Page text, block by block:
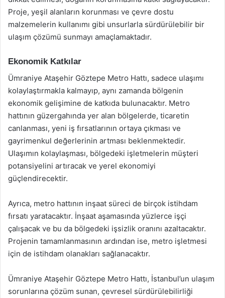
Proje, yeşil alanların korunması ve çevre dostu
malzemelerin kullanımı gibi unsurlarla sürdürülebilir bir
ulaşım çözümü sunmayı amaçlamaktadır.
Ekonomik Katkılar
Ümraniye Ataşehir Göztepe Metro Hattı, sadece ulaşımı
kolaylaştırmakla kalmayıp, aynı zamanda bölgenin
ekonomik gelişimine de katkıda bulunacaktır. Metro
hattının güzergahında yer alan bölgelerde, ticaretin
canlanması, yeni iş fırsatlarının ortaya çıkması ve
gayrimenkul değerlerinin artması beklenmektedir.
Ulaşımın kolaylaşması, bölgedeki işletmelerin müşteri
potansiyelini artıracak ve yerel ekonomiyi
güçlendirecektir.
Ayrıca, metro hattının inşaat süreci de birçok istihdam
fırsatı yaratacaktır. İnşaat aşamasında yüzlerce işçi
çalışacak ve bu da bölgedeki işsizlik oranını azaltacaktır.
Projenin tamamlanmasının ardından ise, metro işletmesi
için de istihdam olanakları sağlanacaktır.
Ümraniye Ataşehir Göztepe Metro Hattı, İstanbul’un ulaşım
sorunlarına çözüm sunan, çevresel sürdürülebilirliği